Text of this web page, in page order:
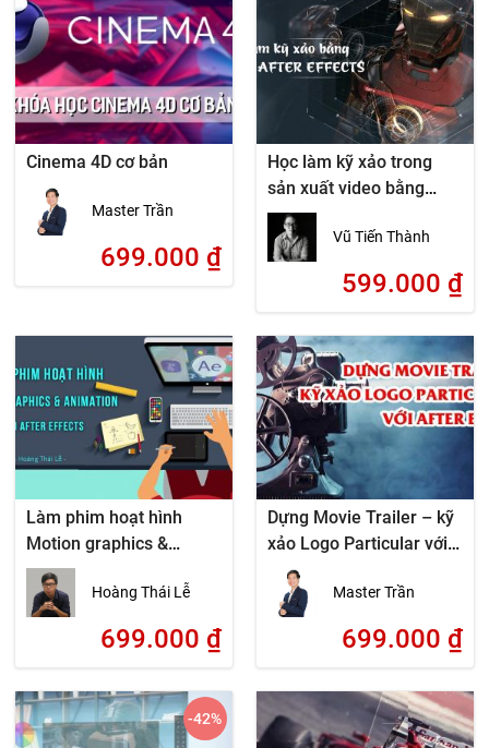
Cinema 4D cơ bản
Master Trần
699.000 ₫
Học làm kỹ xảo trong
sản xuất video bằng
ADOBE AFTER EFFECTS
Vũ Tiến Thành
599.000 ₫
Làm phim hoạt hình
Motion graphics &
Animation với After
Effects
Hoàng Thái Lễ
699.000 ₫
Dựng Movie Trailer – kỹ
xảo Logo Particular với
After Effect
Master Trần
699.000 ₫
-42%